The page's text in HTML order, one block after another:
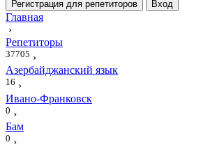
Регистрация для репетиторов Вход
Главная
›
Репетиторы
37705 ›
Азербайджанский язык
16 ›
Ивано-Франковск
0 ›
Бам
0 ›